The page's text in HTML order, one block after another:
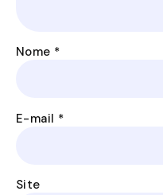
Nome *
E-mail *
Site